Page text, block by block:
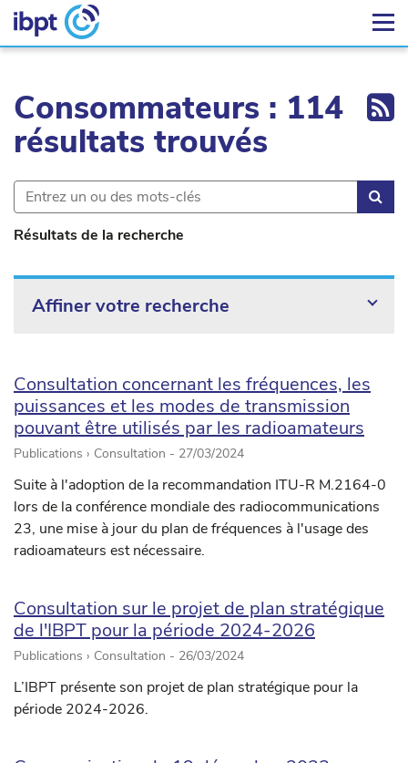
Consommateurs : 114
résultats trouvés
Résultats de la recherche
Affiner votre recherche
Consultation concernant les fréquences, les
puissances et les modes de transmission
pouvant être utilisés par les radioamateurs
Publications › Consultation - 27/03/2024
Suite à l'adoption de la recommandation ITU-R M.2164-0
lors de la conférence mondiale des radiocommunications
23, une mise à jour du plan de fréquences à l'usage des
radioamateurs est nécessaire.
Consultation sur le projet de plan stratégique
de l'IBPT pour la période 2024-2026
Publications › Consultation - 26/03/2024
L’IBPT présente son projet de plan stratégique pour la
période 2024-2026.